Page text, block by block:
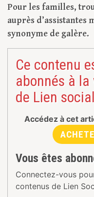
Pour les familles,
auprès d’assistantes
synonyme de galère.
Ce contenu
abonnés à
de Lien social
Accédez à cet
Vous êtes
Connectez-vous
contenus de Lien